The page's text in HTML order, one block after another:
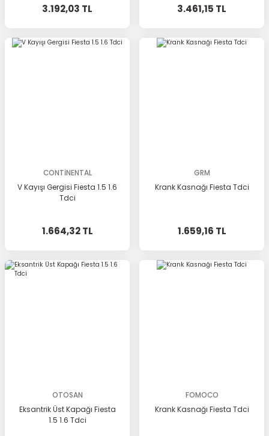
3.192,03 TL 3.461,15 TL
CONTİNENTAL
V Kayışı Gergisi Fiesta 1.5 1.6
Tdci
1.664,32 TL
GRM
Krank Kasnağı Fiesta Tdci
1.659,16 TL
OTOSAN
Eksantrik Üst Kapağı Fiesta
1.5 1.6 Tdci
FOMOCO
Krank Kasnağı Fiesta Tdci